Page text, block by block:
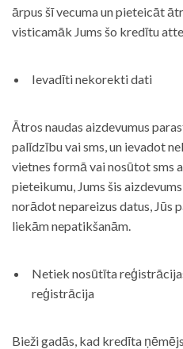
ārpus šī vecuma un pieteicāt
visticamāk Jums šo kredītu
Ievadīti nekorekti dati
Ātros naudas aizdevumus
palīdzību vai sms, un ievadot
vietnes formā vai nosūtot sms
pieteikumu, Jums šis
norādot nepareizus datus, Jūs
liekām nepatikšanām.
Netiek nosūtīta
reģistrācija
Bieži gadās, kad kredīta